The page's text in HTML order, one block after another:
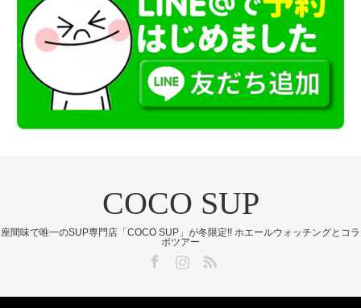
COCO SUP
座間味で唯一のSUP専門店「COCO SUP」が冬限定!! ホエールウォッチングとコラ
ボツアー